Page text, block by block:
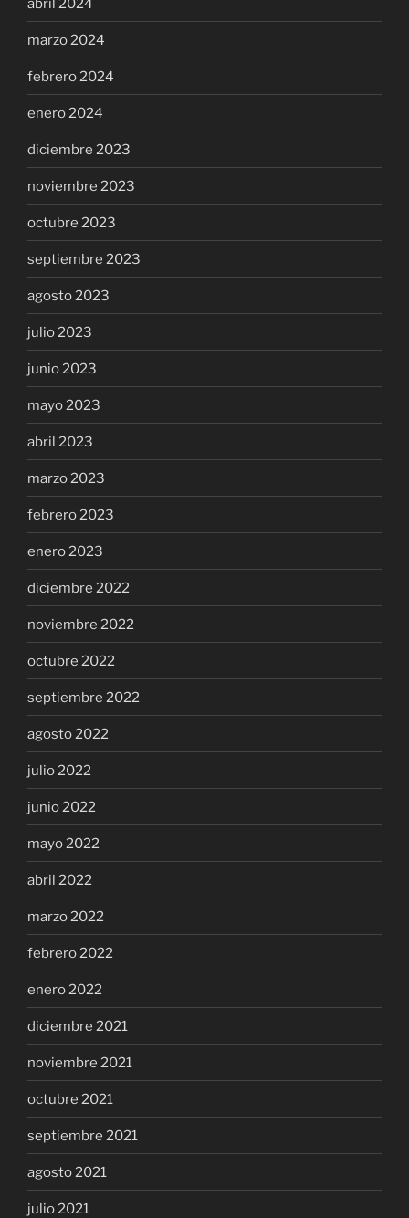
marzo 2024
febrero 2024
enero 2024
diciembre 2023
noviembre 2023
octubre 2023
septiembre 2023
agosto 2023
julio 2023
junio 2023
mayo 2023
abril 2023
marzo 2023
febrero 2023
enero 2023
diciembre 2022
noviembre 2022
octubre 2022
septiembre 2022
agosto 2022
julio 2022
junio 2022
mayo 2022
abril 2022
marzo 2022
febrero 2022
enero 2022
diciembre 2021
noviembre 2021
octubre 2021
septiembre 2021
agosto 2021
julio 2021